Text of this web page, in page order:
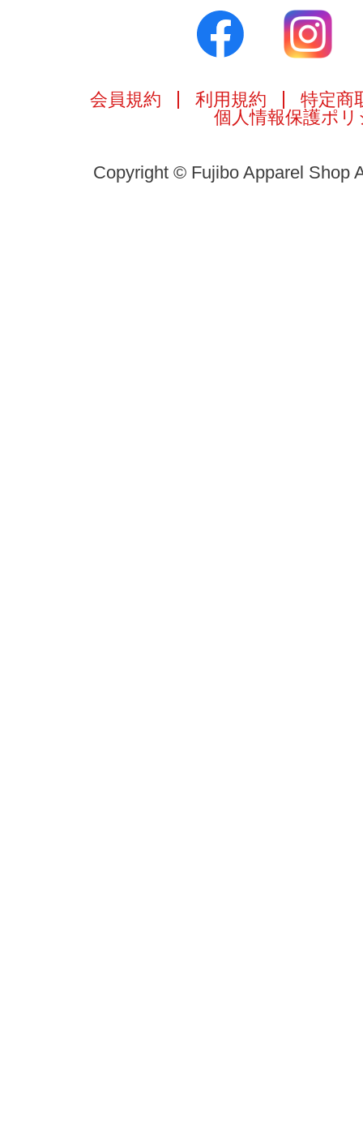
会員規約 利用規約
特定商
個人情報保護ポリ
Copyright © Fujibo Apparel Shop